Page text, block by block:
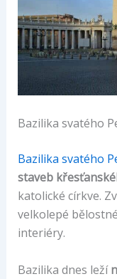
Bazilika svatého
Bazilika svatého
staveb
katolické církve.
velkolepé
interiéry.
Bazilika dnes leží